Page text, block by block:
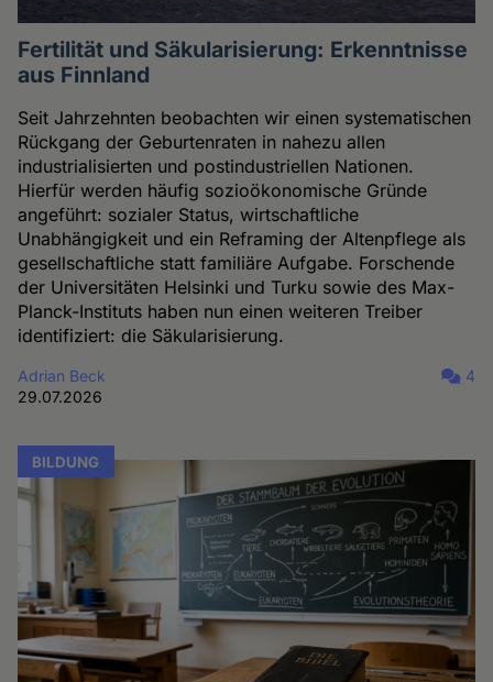
Fertilität und Säkularisierung: Erkenntnisse
aus Finnland
Seit Jahrzehnten beobachten wir einen systematischen
Rückgang der Geburtenraten in nahezu allen
industrialisierten und postindustriellen Nationen.
Hierfür werden häufig sozioökonomische Gründe
angeführt: sozialer Status, wirtschaftliche
Unabhängigkeit und ein Reframing der Altenpflege als
gesellschaftliche statt familiäre Aufgabe. Forschende
der Universitäten Helsinki und Turku sowie des Max-
Planck-Instituts haben nun einen weiteren Treiber
identifiziert: die Säkularisierung.
Adrian Beck
29.07.2026
4
BILDUNG